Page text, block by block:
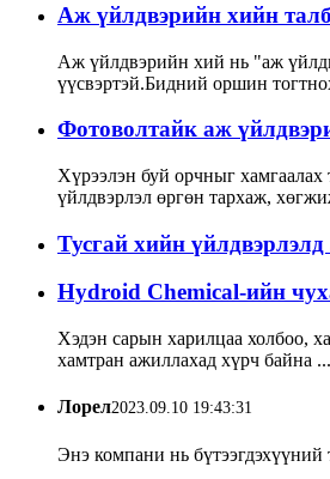
Аж үйлдвэрийн хийн
Аж үйлдвэрийн хий нь "аж
үүсвэртэй.Бидний оршин
Фотоволтайк аж
Хүрээлэн буй орчныг
үйлдвэрлэл өргөн тархаж,
Тусгай хийн
Hydroid Chemical-ийн
Хэдэн сарын харилцаа холбоо,
хамтран ажиллахад хүрч байна ...
Лорел2023.09.10 19:43:31
Энэ компани нь бүтээгдэхүүний